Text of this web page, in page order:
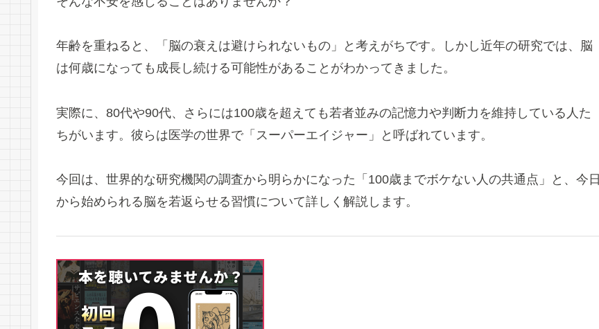
年齢を重ねると、「脳の衰えは避けられないもの」と考えがちです。しかし近年の研究では、脳
は何歳になっても成長し続ける可能性があることがわかってきました。
実際に、80代や90代、さらには100歳を超えても若者並みの記憶力や判断力を維持している人た
ちがいます。彼らは医学の世界で「スーパーエイジャー」と呼ばれています。
今回は、世界的な研究機関の調査から明らかになった「100歳までボケない人の共通点」と、今日
から始められる脳を若返らせる習慣について詳しく解説します。